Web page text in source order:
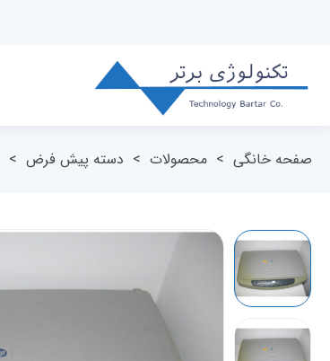
صفحه خانگی > محصولات > دسته پیش فرض >